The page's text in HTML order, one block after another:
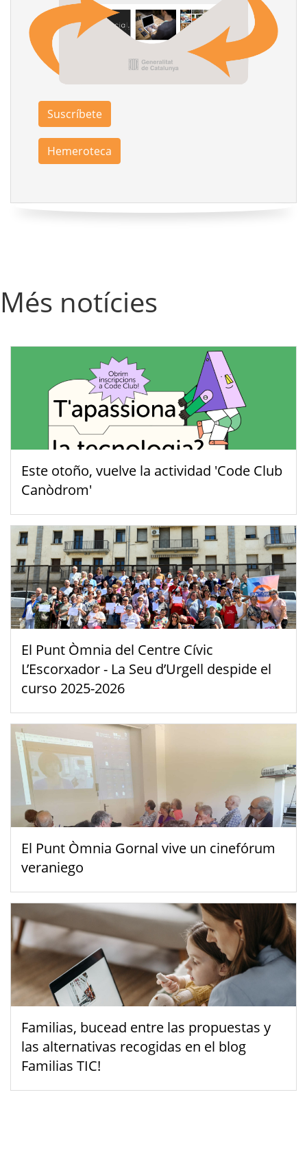
Suscríbete
Hemeroteca
Més notícies
Este otoño, vuelve la actividad 'Code Club
Canòdrom'
El Punt Òmnia del Centre Cívic
L’Escorxador - La Seu d’Urgell despide el
curso 2025-2026
El Punt Òmnia Gornal vive un cinefórum
veraniego
Familias, bucead entre las propuestas y
las alternativas recogidas en el blog
Familias TIC!